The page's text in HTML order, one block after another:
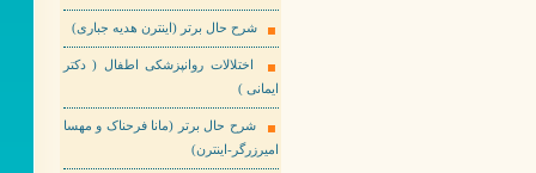
شرح حال برتر (اینترن هدیه جباری)
اختلالات روانپزشکی اطفال ( دکتر
ایمانی )
شرح حال برتر (مانا فرحناک و مهسا
امیرزرگر-اینترن)